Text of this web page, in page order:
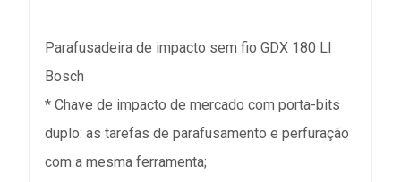
Parafusadeira de impacto sem fio GDX 180 LI
Bosch
* Chave de impacto de mercado com porta-bits
duplo: as tarefas de parafusamento e perfuração
com a mesma ferramenta;